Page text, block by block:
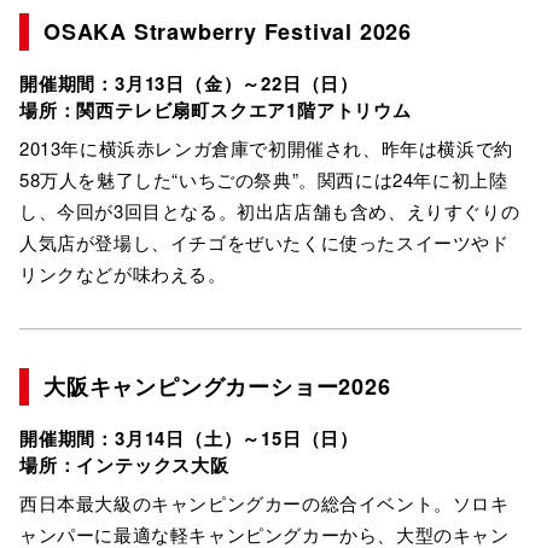
OSAKA Strawberry Festival 2026
開催期間：3月13日（金）～22日（日）
場所：関西テレビ扇町スクエア1階アトリウム
2013年に横浜⾚レンガ倉庫で初開催され、昨年は横浜で約
58万人を魅了した“いちごの祭典”。関⻄には24年に初上陸
し、今回が3回⽬となる。初出店店舗も含め、えりすぐりの
人気店が登場し、イチゴをぜいたくに使ったスイーツやド
リンクなどが味わえる。
大阪キャンピングカーショー2026
開催期間：3月14日（土）～15日（日）
場所：インテックス大阪
西日本最大級のキャンピングカーの総合イベント。ソロキ
ャンパーに最適な軽キャンピングカーから、大型のキャン